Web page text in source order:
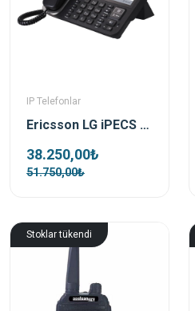
IP Telefonlar
Ericsson LG iPECS LIP-9071 Görüntülü IP Telefon
38.250,00₺
51.750,00₺
Stoklar tükendi